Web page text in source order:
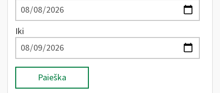
Iki
Paieška